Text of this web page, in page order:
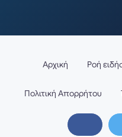
Αρχική Ροή
Πολιτική Απορρήτου